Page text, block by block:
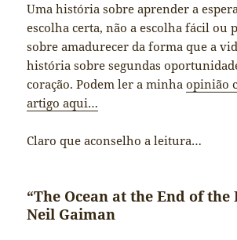
Uma história sobre aprender a
escolha certa, não a escolha fácil ou
sobre amadurecer da forma que a
história sobre segundas
coração. Podem ler a minhaopinião
artigo aqui…
Claro que aconselho a leitura…
“The Ocean at the End of the
Neil Gaiman